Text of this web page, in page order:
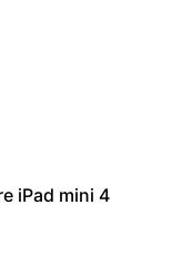
iPad mini 4